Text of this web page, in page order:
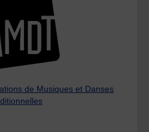
de Musiques et Danses